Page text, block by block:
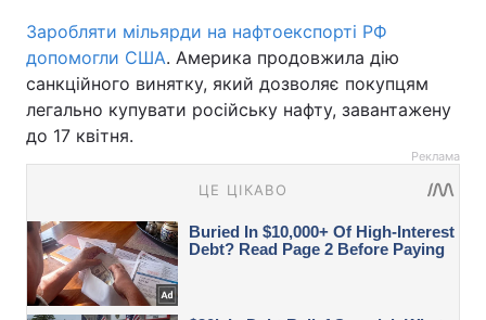
Заробляти мільярди на нафтоекспорті РФ
допомогли США. Америка продовжила дію
санкційного винятку, який дозволяє покупцям
легально купувати російську нафту, завантажену
до 17 квітня.
Реклама